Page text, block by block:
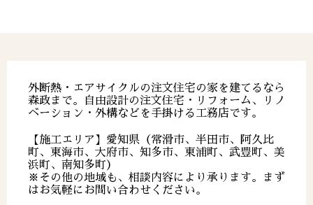
外断熱・エアサイクルの注文住宅の家を建てるなら
森政まで。自由設計の注文住宅・リフォーム、リノ
ベーション・外構などを手掛ける工務店です。
【施工エリア】愛知県（常滑市、半田市、阿久比
町、東海市、大府市、知多市、東浦町、武豊町、美
浜町、南知多町）
※その他の地域も、相談内容により承ります。まず
はお気軽にお問い合わせください。